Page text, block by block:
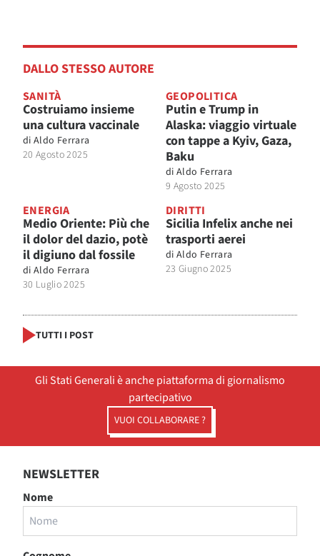
DALLO STESSO AUTORE
SANITÀ
Costruiamo insieme
una cultura vaccinale
di Aldo Ferrara
20 Agosto 2025
GEOPOLITICA
Putin e Trump in
Alaska: viaggio virtuale
con tappe a Kyiv, Gaza,
Baku
di Aldo Ferrara
9 Agosto 2025
ENERGIA
Medio Oriente: Più che
il dolor del dazio, potè
il digiuno dal fossile
di Aldo Ferrara
30 Luglio 2025
DIRITTI
Sicilia Infelix anche nei
trasporti aerei
di Aldo Ferrara
23 Giugno 2025
TUTTI I POST
Gli Stati Generali è anche piattaforma di giornalismo
partecipativo
VUOI COLLABORARE ?
NEWSLETTER
Nome